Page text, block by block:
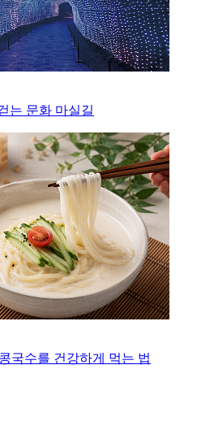
는 문화 마실길
국수를 건강하게 먹는 법